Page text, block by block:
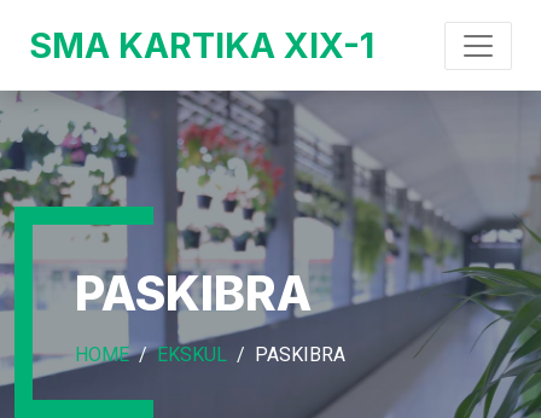
SMA KARTIKA XIX-1
PASKIBRA
HOME EKSKUL PASKIBRA